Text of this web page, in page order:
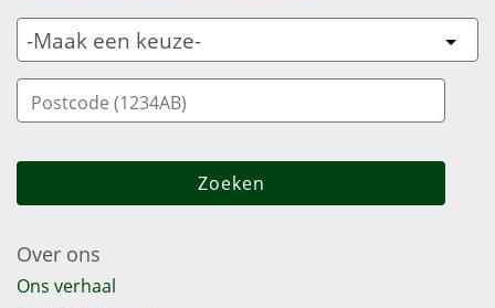
Over ons
Ons verhaal